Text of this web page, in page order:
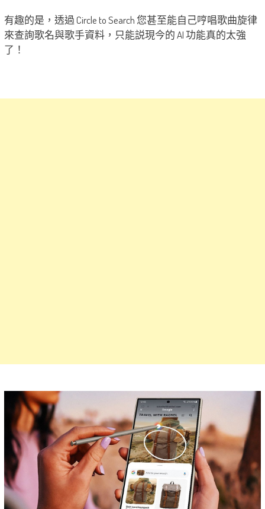
有趣的是，透過 Circle to Search 您甚至能自己哼唱歌曲旋律
來查詢歌名與歌手資料，只能説現今的 AI 功能真的太強
了！